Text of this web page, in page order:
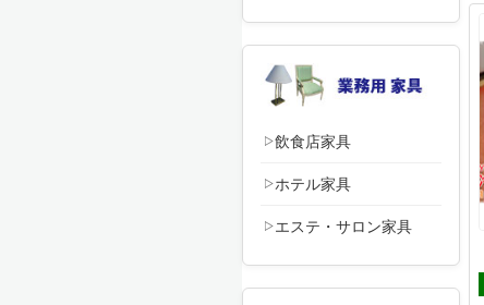
飲食店家具
ホテル家具
エステ・サロン家具